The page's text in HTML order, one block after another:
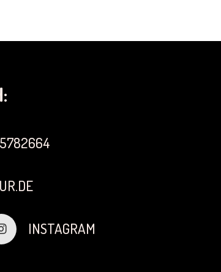
INSTAGRAM